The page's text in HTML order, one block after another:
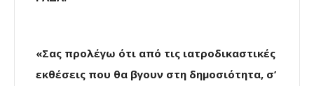
«Σας προλέγω ότι από τις ιατροδικαστικές
εκθέσεις που θα βγουν στη δημοσιότητα, σ’